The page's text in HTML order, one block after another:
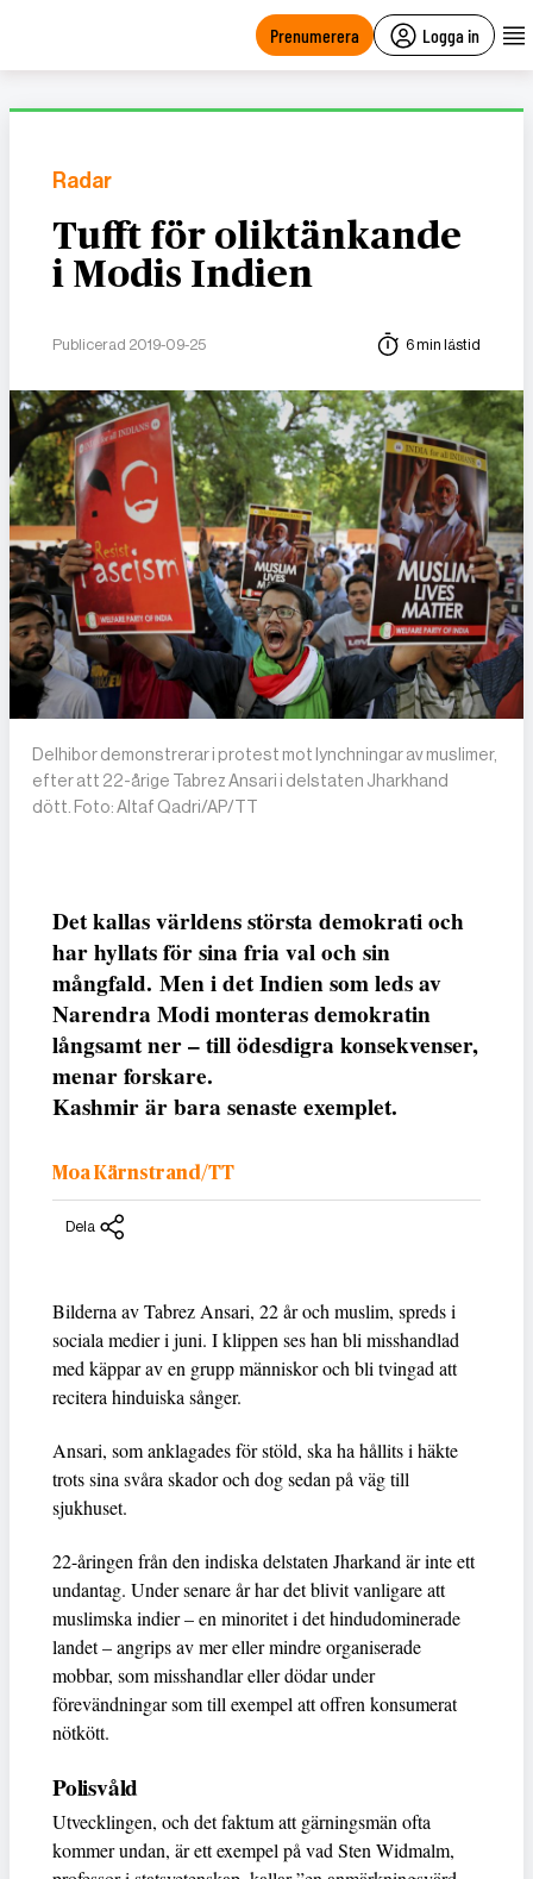
Prenumerera Logga in
Radar
Tufft för oliktänkande
i Modis Indien
Publicerad 2019-09-25 6 min lästid
Delhibor demonstrerar i protest mot lynchningar av muslimer,
efter att 22-årige Tabrez Ansari i delstaten Jharkhand
dött. Foto: Altaf Qadri/AP/TT
Det kallas världens största demokrati och
har hyllats för sina fria val och sin
mångfald. Men i det Indien som leds av
Narendra Modi monteras demokratin
långsamt ner – till ödesdigra konsekvenser,
menar forskare.
Kashmir är bara senaste exemplet.
Moa Kärnstrand/TT
Dela
Bilderna av Tabrez Ansari, 22 år och muslim, spreds i
sociala medier i juni. I klippen ses han bli misshandlad
med käppar av en grupp människor och bli tvingad att
recitera hinduiska sånger.
Ansari, som anklagades för stöld, ska ha hållits i häkte
trots sina svåra skador och dog sedan på väg till
sjukhuset.
22-åringen från den indiska delstaten Jharkand är inte ett
undantag. Under senare år har det blivit vanligare att
muslimska indier – en minoritet i det hindudominerade
landet – angrips av mer eller mindre organiserade
mobbar, som misshandlar eller dödar under
förevändningar som till exempel att offren konsumerat
nötkött.
Polisvåld
Utvecklingen, och det faktum att gärningsmän ofta
kommer undan, är ett exempel på vad Sten Widmalm,